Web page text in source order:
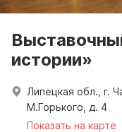
истории»
Липецкая обл., г.
М.Горького, д. 4
Показать на карте